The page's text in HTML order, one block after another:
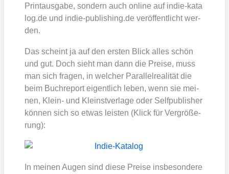
Print­aus­ga­be, son­dern auch online auf indie​-kata​
log​.de und indie​-publi​shing​.de ver­öf­fent­licht wer­
den.
Das scheint ja auf den ers­ten Blick alles schön
und gut. Doch sieht man dann die Prei­se, muss
man sich fra­gen, in wel­cher Par­al­lel­rea­li­tät die
beim Buch­re­port eigent­lich leben, wenn sie mei­
nen, Klein- und Kleinst­ver­la­ge oder Self­pu­blisher
kön­nen sich so etwas leis­ten (Klick für Ver­grö­ße­
rung):
In mei­nen Augen sind die­se Prei­se ins­be­son­de­re